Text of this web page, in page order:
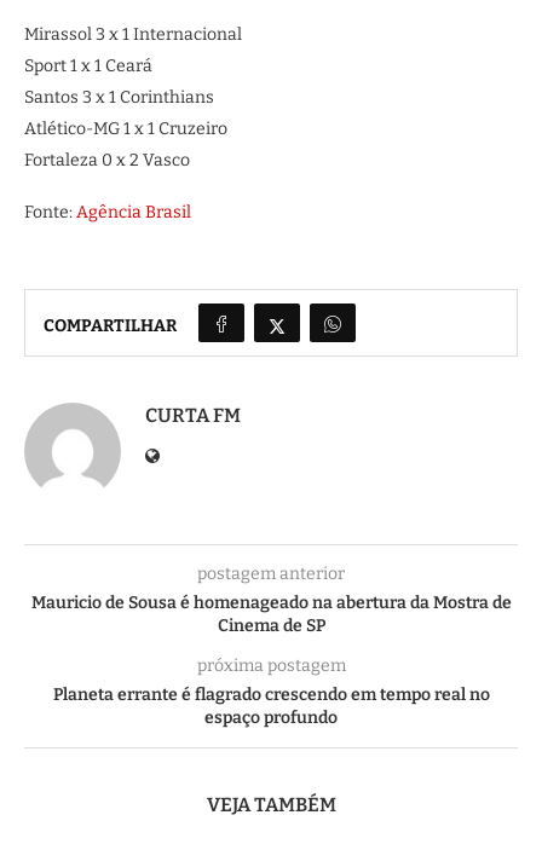
Mirassol 3 x 1 Internacional
Sport 1 x 1 Ceará
Santos 3 x 1 Corinthians
Atlético-MG 1 x 1 Cruzeiro
Fortaleza 0 x 2 Vasco
Fonte: Agência Brasil
COMPARTILHAR
CURTA FM
postagem anterior
Mauricio de Sousa é homenageado na abertura da Mostra de
Cinema de SP
próxima postagem
Planeta errante é flagrado crescendo em tempo real no
espaço profundo
VEJA TAMBÉM